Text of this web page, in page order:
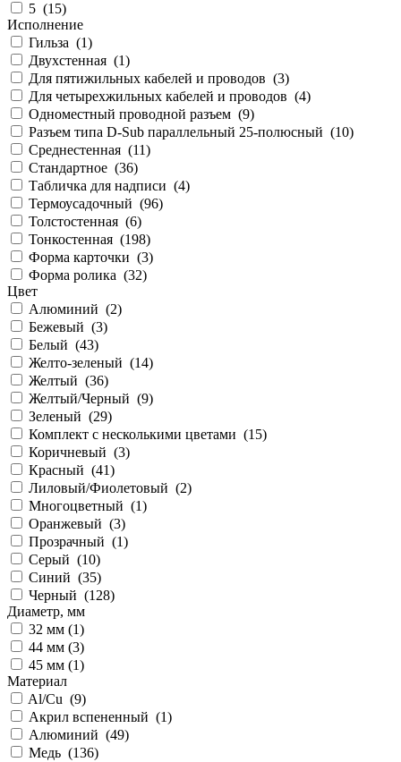
5 (15)
Исполнение
Гильза (1)
Двухстенная (1)
Для пятижильных кабелей и проводов (3)
Для четырехжильных кабелей и проводов (4)
Одноместный проводной разъем (9)
Разъем типа D-Sub параллельный 25-полюсный (10)
Среднестенная (11)
Стандартное (36)
Табличка для надписи (4)
Термоусадочный (96)
Толстостенная (6)
Тонкостенная (198)
Форма карточки (3)
Форма ролика (32)
Цвет
Алюминий (2)
Бежевый (3)
Белый (43)
Желто-зеленый (14)
Желтый (36)
Желтый/Черный (9)
Зеленый (29)
Комплект с несколькими цветами (15)
Коричневый (3)
Красный (41)
Лиловый/Фиолетовый (2)
Многоцветный (1)
Оранжевый (3)
Прозрачный (1)
Серый (10)
Синий (35)
Черный (128)
Диаметр, мм
32 мм (1)
44 мм (3)
45 мм (1)
Материал
Al/Cu (9)
Акрил вспененный (1)
Алюминий (49)
Медь (136)